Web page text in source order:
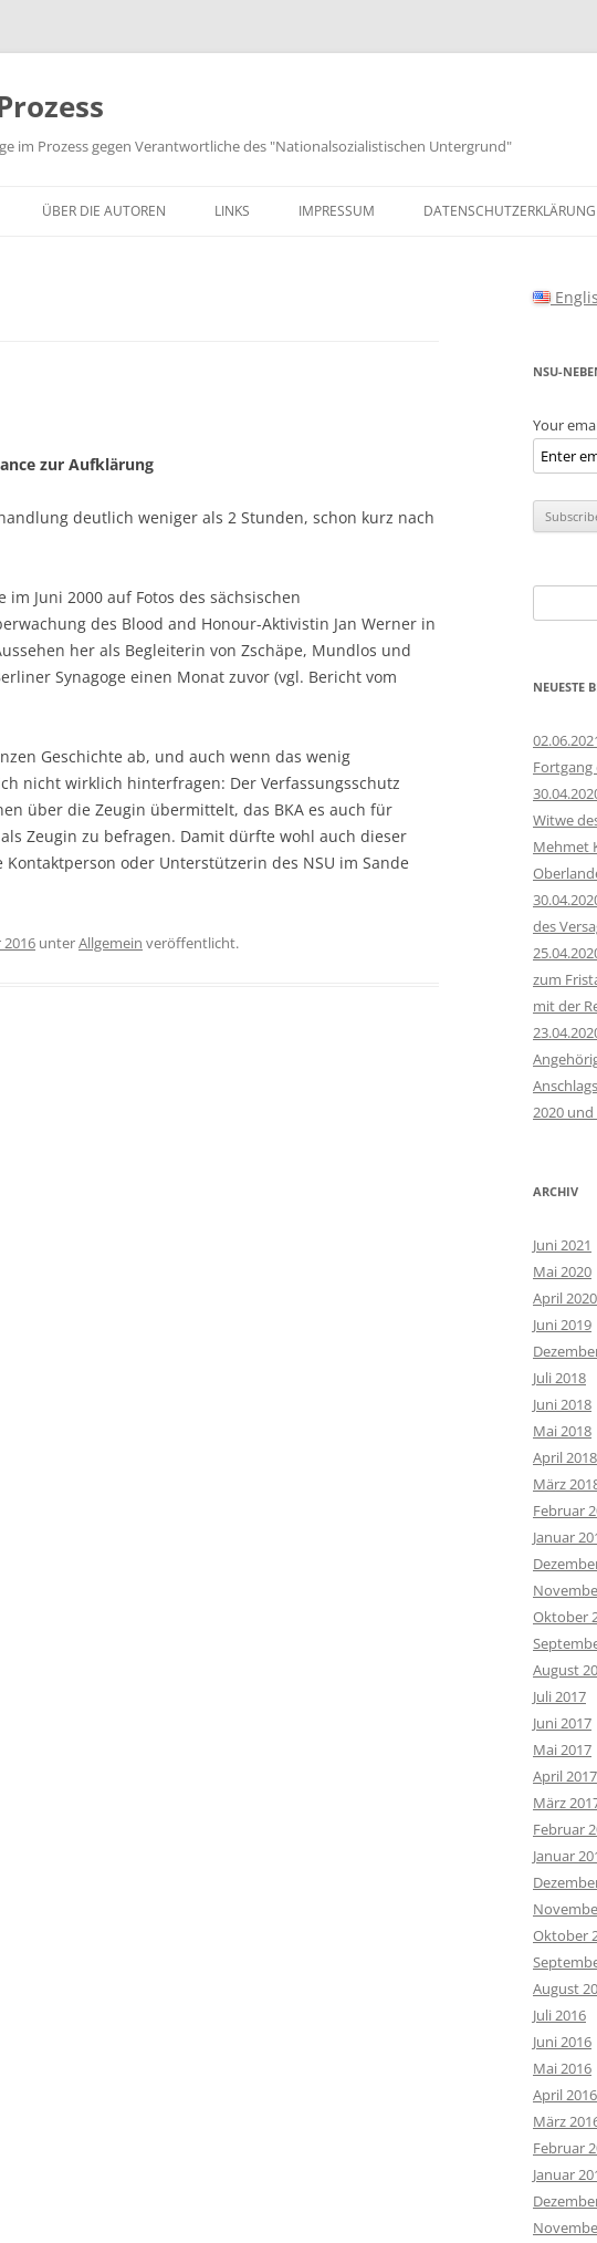
im Prozess gegen Verantwortliche des "Nationalsozialistischen Untergrund"
ÜBER DIE AUTOREN LINKS IMPRESSUM DATENSCHUTZERKLÄRUNG
zur Aufklärung
deutlich weniger als 2 Stunden, schon kurz nach
Juni 2000 auf Fotos des sächsischen
des Blood and Honour-Aktivistin Jan Werner in
her als Begleiterin von Zschäpe, Mundlos und
Synagoge einen Monat zuvor (vgl. Bericht vom
Geschichte ab, und auch wenn das wenig
nicht wirklich hinterfragen: Der Verfassungsschutz
über die Zeugin übermittelt, das BKA es auch für
Zeugin zu befragen. Damit dürfte wohl auch dieser
oder Unterstützerin des NSU im Sande
2016 unterAllgemein veröffentlicht.
NSU-
Your
nach:
NEUESTE
Fortgang
Witwe
Mehmet
des
zum
mit der
2020
ARCHIV
Juni 2021
Mai 2020
April 2020
Juni 2019
Juli 2018
Juni 2018
Mai 2018
April 2018
März
Februar
Januar
Oktober
August
Juli 2017
Juni 2017
Mai 2017
April 2017
März
Februar
Januar
Oktober
August
Juli 2016
Juni 2016
Mai 2016
April 2016
März
Februar
Januar